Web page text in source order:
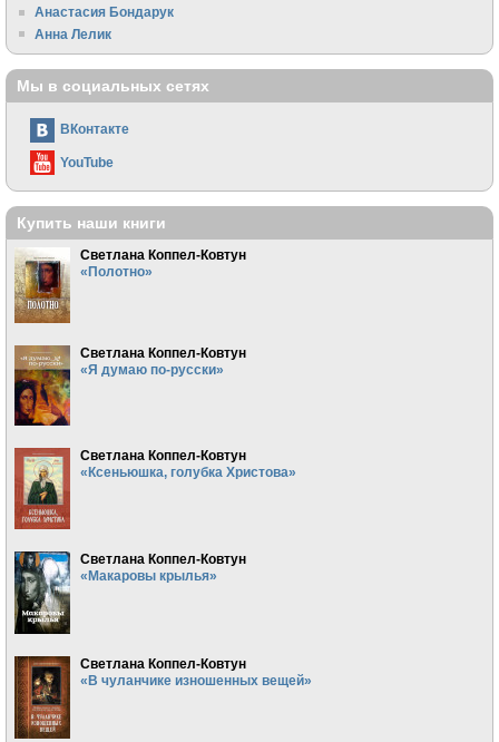
Анастасия Бондарук
Анна Лелик
Мы в социальных сетях
ВКонтакте
YouTube
Купить наши книги
Светлана Коппел-Ковтун
«Полотно»
Светлана Коппел-Ковтун
«Я думаю по-русски»
Светлана Коппел-Ковтун
«Ксеньюшка, голубка Христова»
Светлана Коппел-Ковтун
«Макаровы крылья»
Светлана Коппел-Ковтун
«В чуланчике изношенных вещей»